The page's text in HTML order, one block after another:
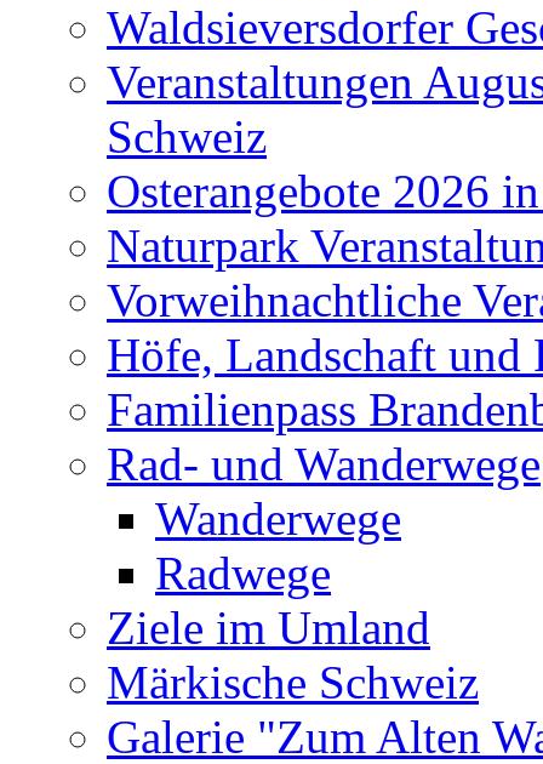
Waldsieversdorfer
Veranstaltungen
Schweiz
Osterangebote 2026
Naturpark
Vorweihnachtliche
Höfe, Landschaft und
Familienpass
Rad- und Wanderwege
Wanderwege
Radwege
Ziele im Umland
Märkische Schweiz
Galerie "Zum Alten